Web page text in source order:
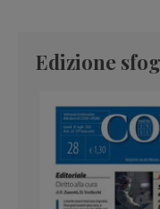
Edizione